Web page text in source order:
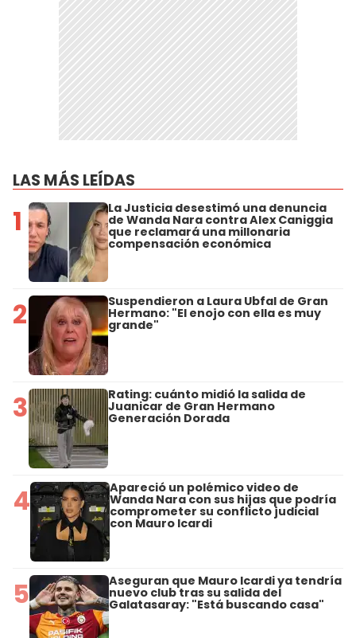
LAS MÁS LEÍDAS
1 La Justicia desestimó una denuncia
de Wanda Nara contra Alex Caniggia
que reclamará una millonaria
compensación económica
2 Suspendieron a Laura Ubfal de Gran
Hermano: "El enojo con ella es muy
grande"
3 Rating: cuánto midió la salida de
Juanicar de Gran Hermano
Generación Dorada
4 Apareció un polémico video de
Wanda Nara con sus hijas que podría
comprometer su conflicto judicial
con Mauro Icardi
5 Aseguran que Mauro Icardi ya tendría
nuevo club tras su salida del
Galatasaray: "Está buscando casa"